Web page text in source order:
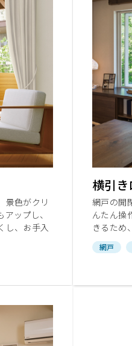
見学ガイド
ールーム
質問
景色がクリ
ップし、
し、お手入
横引き
網戸の開
んたん操
きるため
網戸